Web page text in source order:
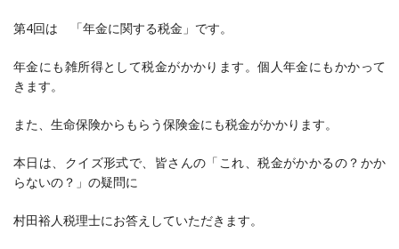
第4回は 「年金に関する税金」です。
年金にも雑所得として税金がかかります。個人年金にもかかって
きます。
また、生命保険からもらう保険金にも税金がかかります。
本日は、クイズ形式で、皆さんの「これ、税金がかかるの？かか
らないの？」の疑問に
村田裕人税理士にお答えしていただきます。